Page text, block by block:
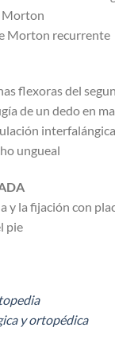
Morton
Morton recurrente
flexoras del
de un dedo en
ungueal
y la fijación con
pie
y ortopédica